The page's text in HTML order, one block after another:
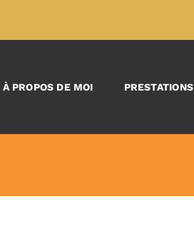
À PROPOS DE MOI PRESTATIONS